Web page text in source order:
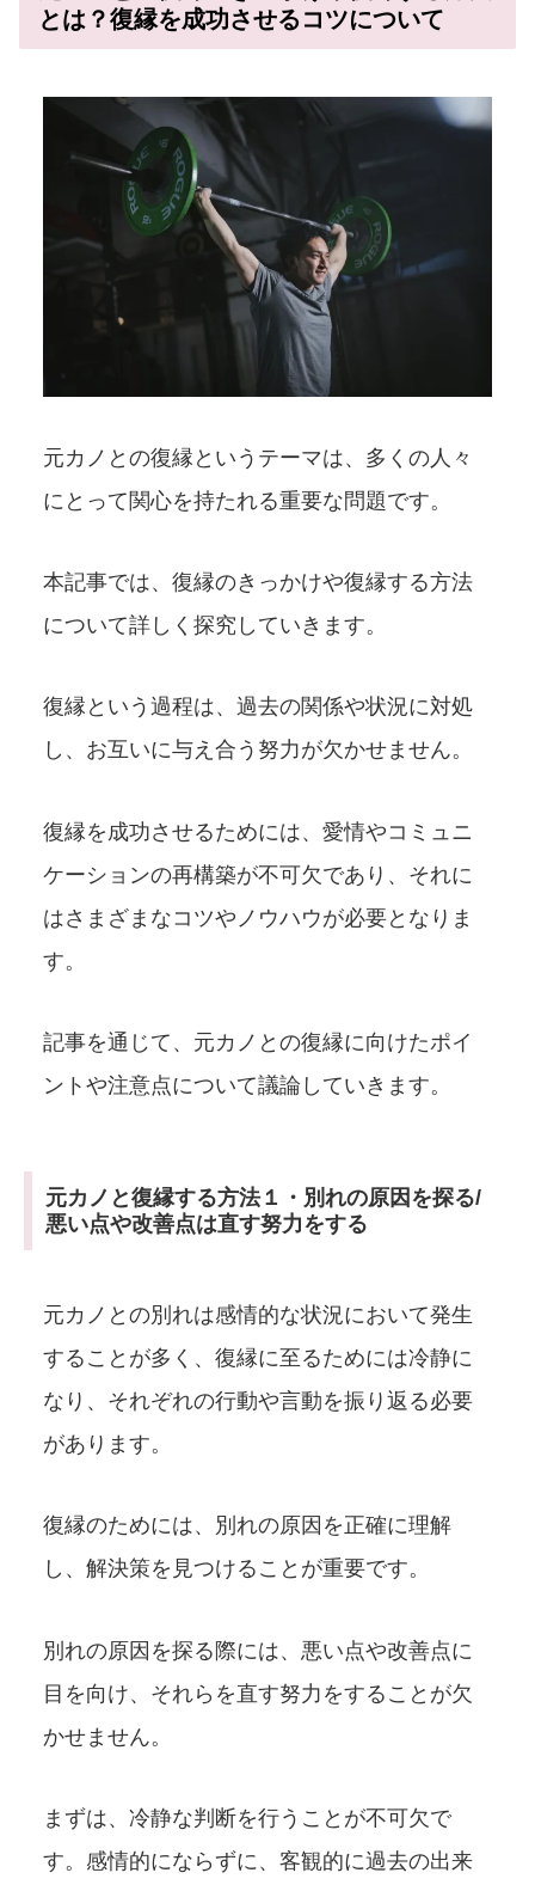
とは？復縁を成功させるコツについて
元カノとの復縁というテーマは、多くの人々
にとって関心を持たれる重要な問題です。
本記事では、復縁のきっかけや復縁する方法
について詳しく探究していきます。
復縁という過程は、過去の関係や状況に対処
し、お互いに与え合う努力が欠かせません。
復縁を成功させるためには、愛情やコミュニ
ケーションの再構築が不可欠であり、それに
はさまざまなコツやノウハウが必要となりま
す。
記事を通じて、元カノとの復縁に向けたポイ
ントや注意点について議論していきます。
元カノと復縁する方法１・別れの原因を探る/
悪い点や改善点は直す努力をする
元カノとの別れは感情的な状況において発生
することが多く、復縁に至るためには冷静に
なり、それぞれの行動や言動を振り返る必要
があります。
復縁のためには、別れの原因を正確に理解
し、解決策を見つけることが重要です。
別れの原因を探る際には、悪い点や改善点に
目を向け、それらを直す努力をすることが欠
かせません。
まずは、冷静な判断を行うことが不可欠で
す。感情的にならずに、客観的に過去の出来